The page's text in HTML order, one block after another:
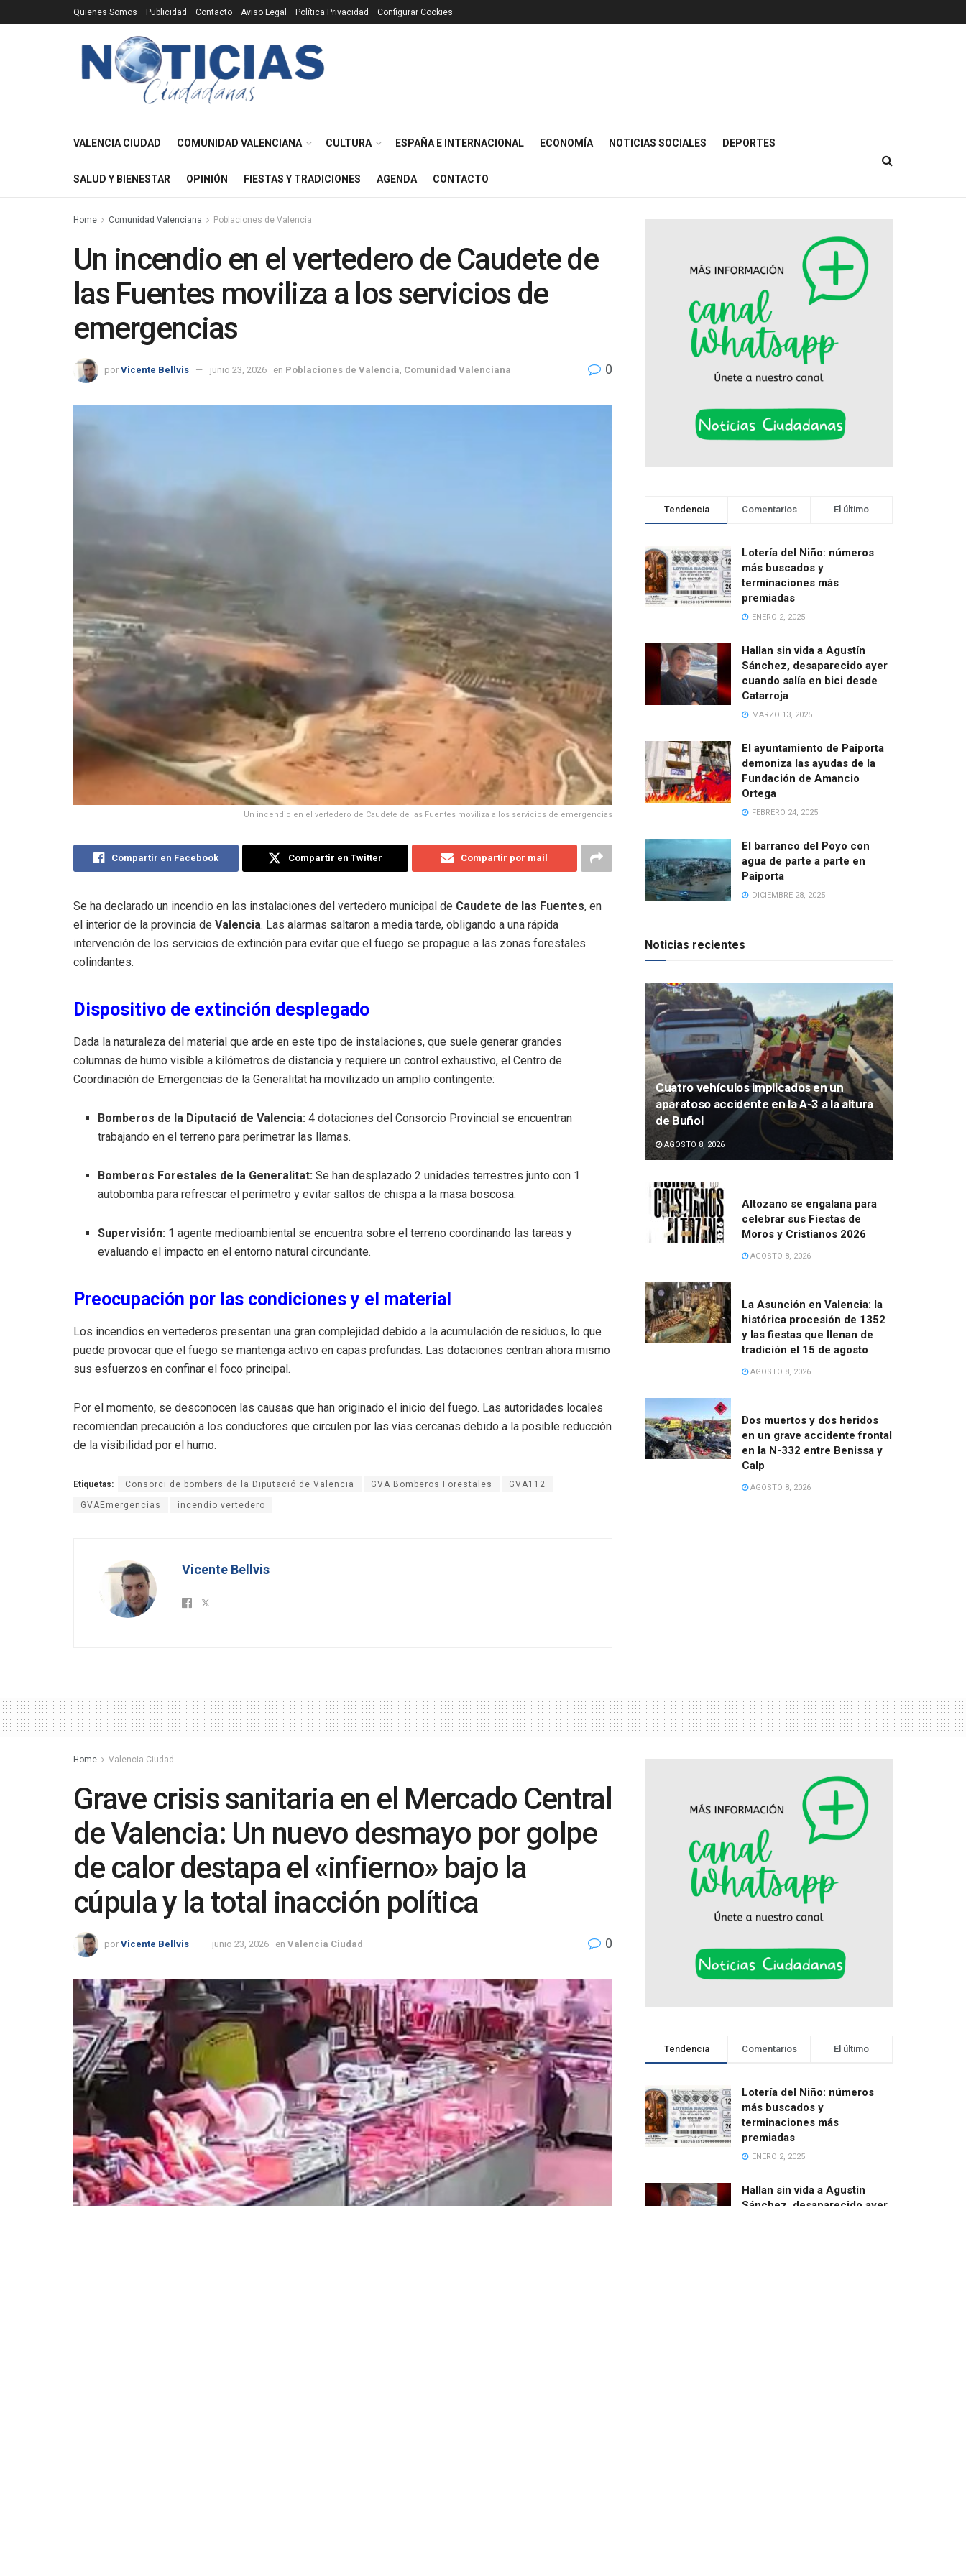
Quienes Somos Publicidad Contacto Aviso Legal Política Privacidad Configurar Cookies
VALENCIA CIUDAD COMUNIDAD VALENCIANA CULTURA ESPAÑA E INTERNACIONAL ECONOMÍA NOTICIAS SOCIALES DEPORTES
SALUD Y BIENESTAR OPINIÓN FIESTAS Y TRADICIONES AGENDA CONTACTO
Home Comunidad Valenciana Poblaciones de Valencia
Un incendio en el vertedero de Caudete de
las Fuentes moviliza a los servicios de
emergencias
por Vicente Bellvis junio 23, 2026 en Poblaciones de Valencia Comunidad Valenciana 0
Un incendio en el vertedero de Caudete de las Fuentes moviliza a los servicios de emergencias
Compartir en Facebook Compartir en Twitter Compartir por mail
Se ha declarado un incendio en las instalaciones del vertedero municipal de Caudete de las Fuentes, en
el interior de la provincia de Valencia. Las alarmas saltaron a media tarde, obligando a una rápida
intervención de los servicios de extinción para evitar que el fuego se propague a las zonas forestales
colindantes.
Dispositivo de extinción desplegado
Dada la naturaleza del material que arde en este tipo de instalaciones, que suele generar grandes
columnas de humo visible a kilómetros de distancia y requiere un control exhaustivo, el Centro de
Coordinación de Emergencias de la Generalitat ha movilizado un amplio contingente:
Bomberos de la Diputació de Valencia: 4 dotaciones del Consorcio Provincial se encuentran
trabajando en el terreno para perimetrar las llamas.
Bomberos Forestales de la Generalitat: Se han desplazado 2 unidades terrestres junto con 1
autobomba para refrescar el perímetro y evitar saltos de chispa a la masa boscosa.
Supervisión: 1 agente medioambiental se encuentra sobre el terreno coordinando las tareas y
evaluando el impacto en el entorno natural circundante.
Preocupación por las condiciones y el material
Los incendios en vertederos presentan una gran complejidad debido a la acumulación de residuos, lo que
puede provocar que el fuego se mantenga activo en capas profundas. Las dotaciones centran ahora mismo
sus esfuerzos en confinar el foco principal.
Por el momento, se desconocen las causas que han originado el inicio del fuego. Las autoridades locales
recomiendan precaución a los conductores que circulen por las vías cercanas debido a la posible reducción
de la visibilidad por el humo.
Etiquetas: Consorci de bombers de la Diputació de Valencia GVA Bomberos Forestales GVA112
GVAEmergencias incendio vertedero
Vicente Bellvis
Tendencia Comentarios El último
Lotería del Niño: números
más buscados y
terminaciones más
premiadas
ENERO 2, 2025
Hallan sin vida a Agustín
Sánchez, desaparecido ayer
cuando salía en bici desde
Catarroja
MARZO 13, 2025
El ayuntamiento de Paiporta
demoniza las ayudas de la
Fundación de Amancio
Ortega
FEBRERO 24, 2025
El barranco del Poyo con
agua de parte a parte en
Paiporta
DICIEMBRE 28, 2025
Noticias recientes
Cuatro vehículos implicados en un
aparatoso accidente en la A-3 a la altura
de Buñol
AGOSTO 8, 2026
Altozano se engalana para
celebrar sus Fiestas de
Moros y Cristianos 2026
AGOSTO 8, 2026
La Asunción en Valencia: la
histórica procesión de 1352
y las fiestas que llenan de
tradición el 15 de agosto
AGOSTO 8, 2026
Dos muertos y dos heridos
en un grave accidente frontal
en la N-332 entre Benissa y
Calp
AGOSTO 8, 2026
Home Valencia Ciudad
Grave crisis sanitaria en el Mercado Central
de Valencia: Un nuevo desmayo por golpe
de calor destapa el «infierno» bajo la
cúpula y la total inacción política
por Vicente Bellvis junio 23, 2026 en Valencia Ciudad 0
Tendencia Comentarios El último
Lotería del Niño: números
más buscados y
terminaciones más
premiadas
ENERO 2, 2025
Hallan sin vida a Agustín
Sánchez, desaparecido ayer